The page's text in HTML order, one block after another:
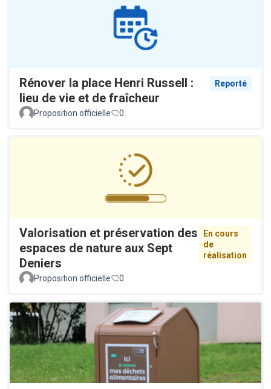
Rénover la place Henri Russell :
lieu de vie et de fraîcheur
Reporté
Proposition officielle 0
Valorisation et préservation des
espaces de nature aux Sept
Deniers
En cours
de
réalisation
Proposition officielle 0